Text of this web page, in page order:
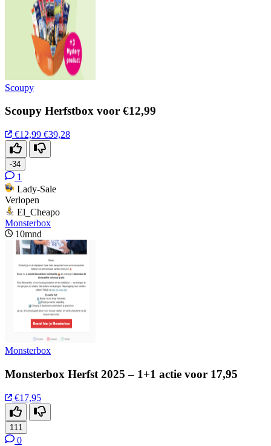
Scoupy
Scoupy Herfstbox voor €12,99
€12,99 €39,28
-34
1
Lady-Sale
Verlopen
El_Cheapo
Monsterbox
10mnd
Monsterbox
Monsterbox Herfst 2025 – 1+1 actie voor 17,95
€17,95
111
0